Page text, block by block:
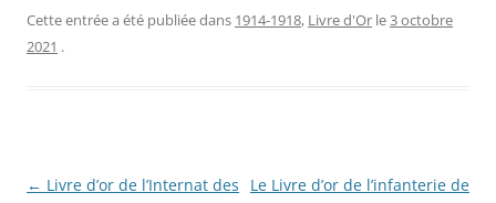
Cette entrée a été publiée dans 1914-1918, Livre d'Or le3 octobre
2021 .
Navigation
← Livre d’or de l’Internat des
Le Livre d’or de l’infanterie de